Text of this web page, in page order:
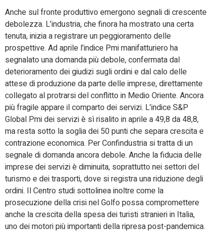
Anche sul fronte produttivo emergono segnali di crescente
debolezza. L’industria, che finora ha mostrato una certa
tenuta, inizia a registrare un peggioramento delle
prospettive. Ad aprile l’indice Pmi manifatturiero ha
segnalato una domanda più debole, confermata dal
deterioramento dei giudizi sugli ordini e dal calo delle
attese di produzione da parte delle imprese, direttamente
collegato al protrarsi del conflitto in Medio Oriente. Ancora
più fragile appare il comparto dei servizi. L’indice S&P
Global Pmi dei servizi è sì risalito in aprile a 49,8 da 48,8,
ma resta sotto la soglia dei 50 punti che separa crescita e
contrazione economica. Per Confindustria si tratta di un
segnale di domanda ancora debole. Anche la fiducia delle
imprese dei servizi è diminuita, soprattutto nei settori del
turismo e dei trasporti, dove si registra una riduzione degli
ordini. Il Centro studi sottolinea inoltre come la
prosecuzione della crisi nel Golfo possa compromettere
anche la crescita della spesa dei turisti stranieri in Italia,
uno dei motori più importanti della ripresa post-pandemica.